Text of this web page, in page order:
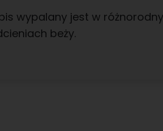
wypalany jest w
beży.